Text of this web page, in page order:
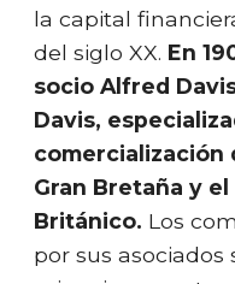
la capital
del siglo XX. En
socio Alfred
Davis,
comercialización
Gran Bretaña y
Británico. Los
por sus asociados